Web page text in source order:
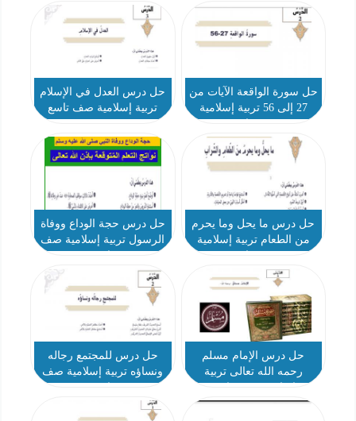
حل سورة الواقعة الآيات من
27 إلى 56 تربية إسلامية
حل درس العدل في الإسلام
تربية إسلامية صف تاسع
حل درس ما يحل وما يحرم
من الطعام تربية إسلامية
حل درس حجة الوداع ووفاة
الرسول تربية إسلامية صف
حل درس الإمام مسلم
رحمه الله تعالى تربية
حل درس للمجتمع رجاله
ونساؤه تربية إسلامية صف